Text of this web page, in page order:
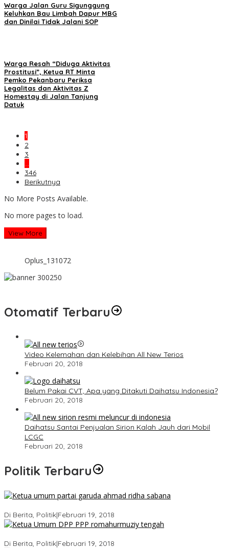
Warga Jalan Guru Sigunggung
Keluhkan Bau Limbah Dapur MBG
dan Dinilai Tidak Jalani SOP
Warga Resah “Diduga Aktivitas
Prostitusi”, Ketua RT Minta
Pemko Pekanbaru Periksa
Legalitas dan Aktivitas Z
Homestay di Jalan Tanjung
Datuk
1
2
3
…
346
Berikutnya
No More Posts Available.
No more pages to load.
View More
Oplus_131072
Otomatif Terbaru
Video Kelemahan dan Kelebihan All New Terios
Februari 20, 2018
Belum Pakai CVT, Apa yang Ditakuti Daihatsu Indonesia?
Februari 20, 2018
Daihatsu Santai Penjualan Sirion Kalah Jauh dari Mobil
LCGC
Februari 20, 2018
Politik Terbaru
Di Berita, Politik|Februari 19, 2018
Di Berita, Politik|Februari 19, 2018